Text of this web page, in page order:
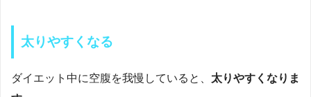
太りやすくなる
ダイエット中に空腹を我慢していると、 太りやすくなりま